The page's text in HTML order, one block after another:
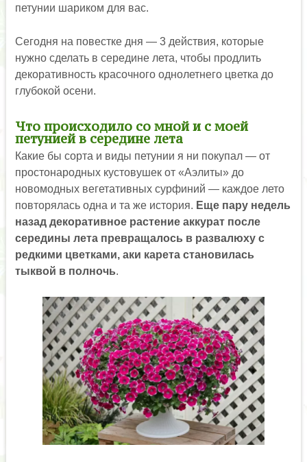
петунии шариком для вас.
Сегодня на повестке дня — 3 действия, которые
нужно сделать в середине лета, чтобы продлить
декоративность красочного однолетнего цветка до
глубокой осени.
Что происходило со мной и с моей
петунией в середине лета
Какие бы сорта и виды петунии я ни покупал — от
простонародных кустовушек от «Аэлиты» до
новомодных вегетативных сурфиний — каждое лето
повторялась одна и та же история. Еще пару недель
назад декоративное растение аккурат после
середины лета превращалось в развалюху с
редкими цветками, аки карета становилась
тыквой в полночь.